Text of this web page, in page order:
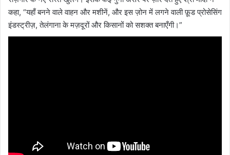
कहा, “यहाँ बनने वाले वाहन और मशीनें, और इस ज़ोन में लगने वाली फ़ूड प्रोसेसिंग
इंडस्ट्रीज़, तेलंगाना के मज़दूरों और किसानों को सशक्त बनाएँगी।”